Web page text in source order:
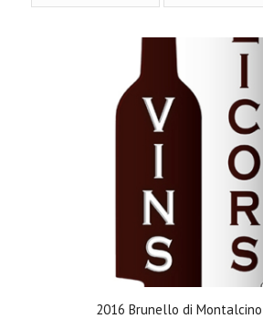
2016 Brunello di Montalcino